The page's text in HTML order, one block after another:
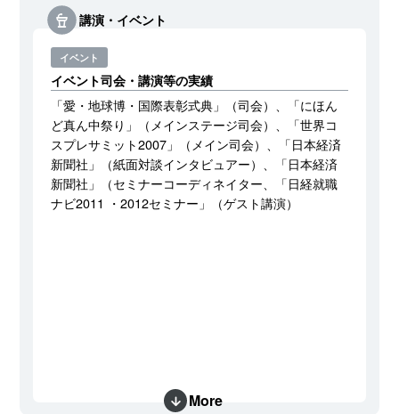
ちの投稿。嫉妬する自分に疲れた…」
・「#007 目指したいロールモデルがいない場合、何
を目指せばいいの？」
・「#006 毎日仕事が忙しくて余裕ゼロ、思考停止状
態…どうすればいいの？」
・「#005 何者にもなれない自分から抜け出すに
は？」
講演・イベント
イベント
イベント司会・講演等の実績
「愛・地球博・国際表彰式典」（司会）、「にほん
ど真ん中祭り」（メインステージ司会）、「世界コ
スプレサミット2007」（メイン司会）、「日本経済
新聞社」（紙面対談インタビュアー）、「日本経済
新聞社」（セミナーコーディネイター、「日経就職
ナビ2011 ・2012セミナー」（ゲスト講演）
More